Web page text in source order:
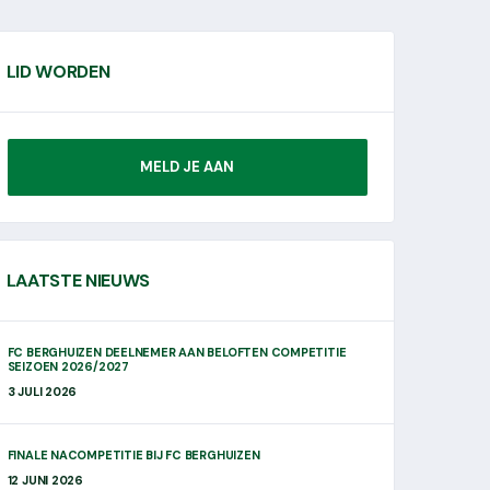
LID WORDEN
MELD JE AAN
LAATSTE NIEUWS
FC BERGHUIZEN DEELNEMER AAN BELOFTEN COMPETITIE
SEIZOEN 2026/2027
3 JULI 2026
FINALE NACOMPETITIE BIJ FC BERGHUIZEN
12 JUNI 2026